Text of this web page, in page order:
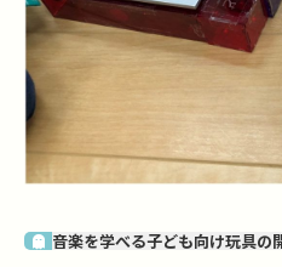
音楽を学べる子ども向け玩具の